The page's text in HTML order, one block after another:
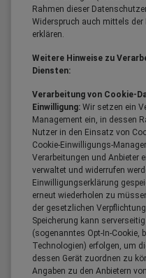
Rahmen dieser
Widerspruch auch mittels
erklären.
Weitere Hinweise zu
Diensten:
Verarbeitung von Cookie-
Einwilligung: Wir setzen ein
Management ein, in dessen
Nutzer in den Einsatz von
Cookie-Einwilligungs-
Verarbeitungen und Anbieter
verwaltet und widerrufen
Einwilligungserklärung
erneut wiederholen zu
der gesetzlichen
Speicherung kann
(sogenanntes Opt-In-Cookie,
Technologien) erfolgen, um
dessen Gerät zuordnen zu
Angaben zu den Anbietern